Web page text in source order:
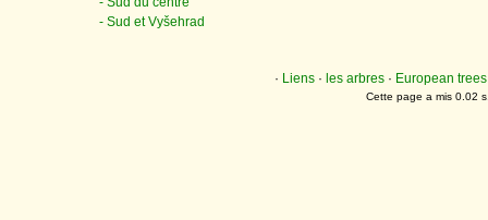
- Sud et Vyšehrad
· Liens · les arbres · European trees
Cette page a mis 0.02